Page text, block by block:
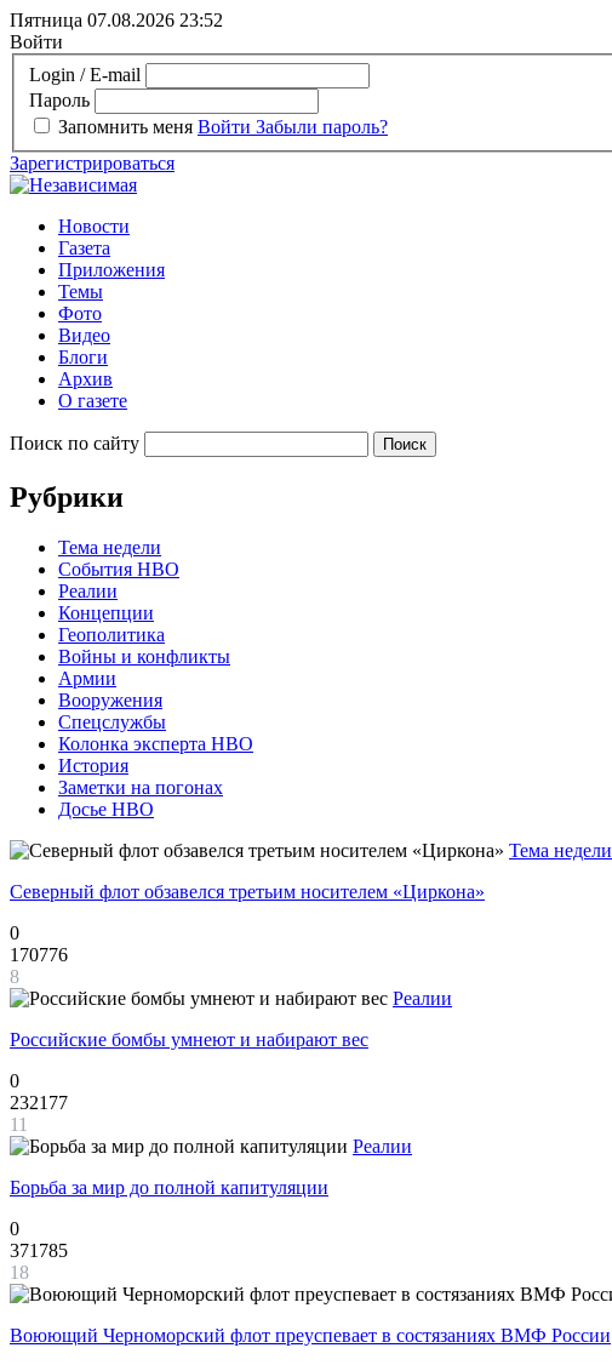
Пятница 07.08.2026 23:52
Войти
Login / E-mail
Пароль
Запомнить меня Войти Забыли пароль?
Зарегистрироваться
Новости
Газета
Приложения
Темы
Фото
Видео
Блоги
Архив
О газете
Поиск по сайту
Рубрики
Тема недели
События НВО
Реалии
Концепции
Геополитика
Войны и конфликты
Армии
Вооружения
Спецслужбы
Колонка эксперта НВО
История
Заметки на погонах
Досье НВО
Тема недели
Северный флот обзавелся третьим носителем «Циркона»
0
170776
8
Реалии
Российские бомбы умнеют и набирают вес
0
232177
11
Реалии
Борьба за мир до полной капитуляции
0
371785
18
Воюющий Черноморский флот преуспевает в состязаниях ВМФ России